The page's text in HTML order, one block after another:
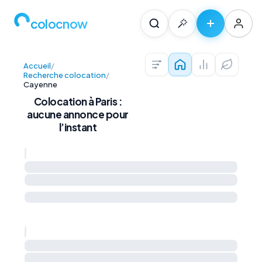
colocnow
Colocations —
Prix au m² et
Accueil/
Recherche colocation/
Cayenne
Colocation à Paris :
aucune annonce pour
l’instant